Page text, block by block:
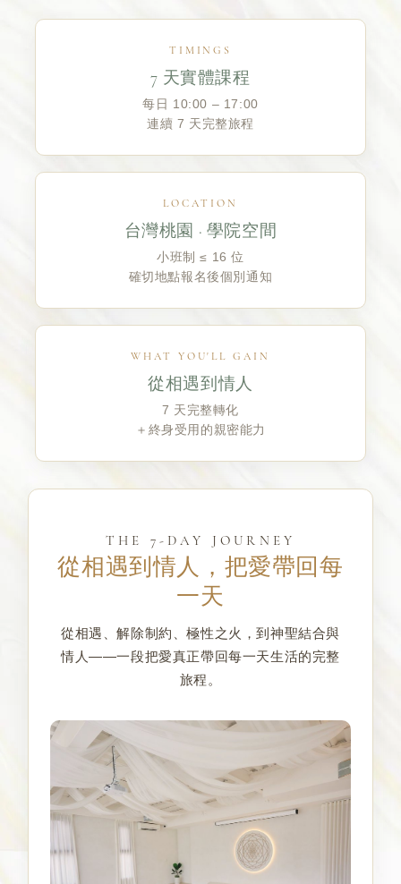
TIMINGS
7 天實體課程
每日 10:00 – 17:00
連續 7 天完整旅程
LOCATION
台灣桃園 · 學院空間
小班制 ≤ 16 位
確切地點報名後個別通知
WHAT YOU'LL GAIN
從相遇到情人
7 天完整轉化
＋終身受用的親密能力
THE 7-DAY JOURNEY
從相遇到情人，把愛帶回每
一天
從相遇、解除制約、極性之火，到神聖結合與
情人——一段把愛真正帶回每一天生活的完整
旅程。